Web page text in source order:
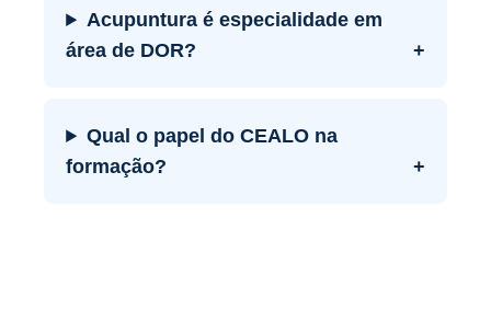
Acupuntura é especialidade em
área de DOR?
+
Qual o papel do CEALO na
formação?
+